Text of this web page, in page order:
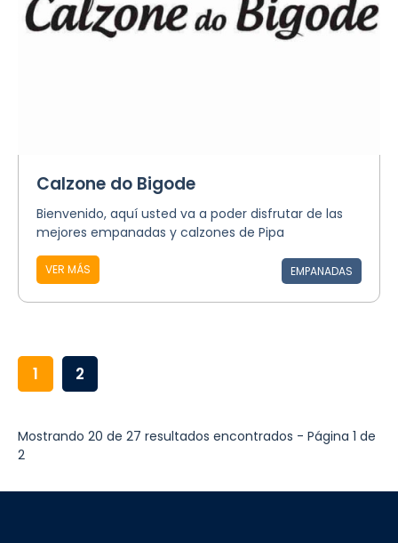
Calzone do Bigode
Bienvenido, aquí usted va a poder disfrutar de las
mejores empanadas y calzones de Pipa
VER MÁS EMPANADAS
1 2
Mostrando 20 de 27 resultados encontrados - Página 1 de
2